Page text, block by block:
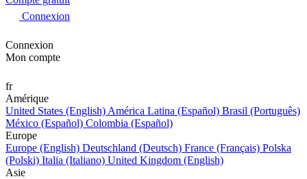
Connexion
Connexion
Mon compte
fr
Amérique
United States (English) América Latina (Español) Brasil (Português)
México (Español) Colombia (Español)
Europe
Europe (English) Deutschland (Deutsch) France (Français) Polska
(Polski) Italia (Italiano) United Kingdom (English)
Asie